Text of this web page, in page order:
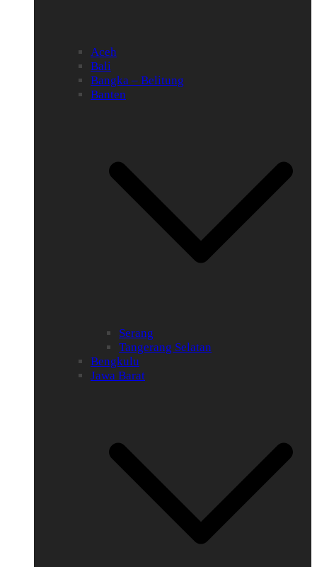
Aceh
Bali
Bangka – Belitung
Banten
Serang
Tangerang Selatan
Bengkulu
Jawa Barat